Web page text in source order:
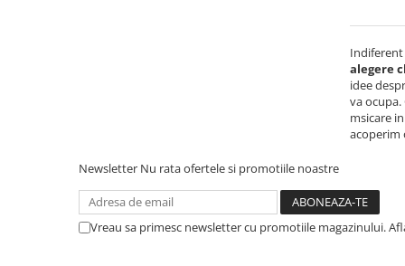
Indiferent
alegere
idee
va
msicare
acoperim
Newsletter Nu rata ofertele si promotiile noastre
Vreau sa primesc newsletter cu promotiile magazinului.